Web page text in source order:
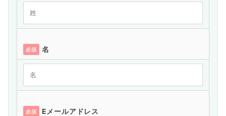
必須 名
必須 Eメールアドレス